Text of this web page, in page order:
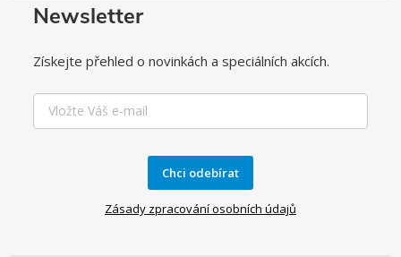
Newsletter
Získejte přehled o novinkách a speciálních akcích.
Chci odebírat
Zásady zpracování osobních údajů